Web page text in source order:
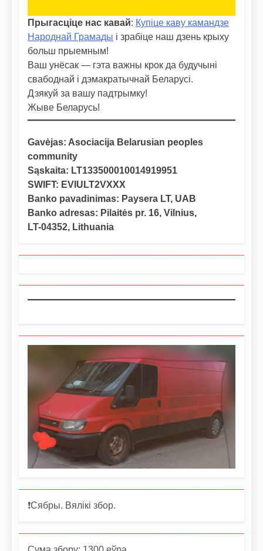
Прыгасціце нас кавай: Купіце каву камандзе
Народнай Грамады і зрабіце наш дзень крыху
больш прыемным!
Ваш унёсак — гэта важны крок да будучыні
свабоднай і дэмакратычнай Беларусі.
Дзякуй за вашу падтрымку!
Жыве Беларусь!
Gavėjas: Asociacija Belarusian peoples
community
Sąskaita: LT133500010014919951
SWIFT: EVIULT2VXXX
Banko pavadinimas: Paysera LT, UAB
Banko adresas: Pilaitės pr. 16, Vilnius,
LT-04352, Lithuania
❗️Сябры. Вялікі збор.